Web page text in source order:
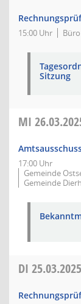
15:00 Uhr
Sitzung
MI
17:00 Uhr
Gemeinde
Gemeinde
DI 25.03.2025